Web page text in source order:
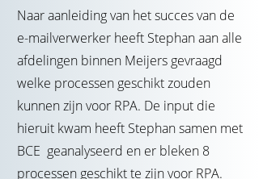
Naar aanleiding van het succes van de
e-mailverwerker heeft Stephan aan alle
afdelingen binnen Meijers gevraagd
welke processen geschikt zouden
kunnen zijn voor RPA. De input die
hieruit kwam heeft Stephan samen met
BCE geanalyseerd en er bleken 8
processen geschikt te zijn voor RPA.